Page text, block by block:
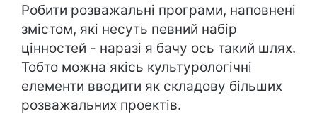
Робити розважальні програми, наповнені
змістом, які несуть певний набір
цінностей - наразі я бачу ось такий шлях.
Тобто можна якісь культурологічні
елементи вводити як складову більших
розважальних проектів.